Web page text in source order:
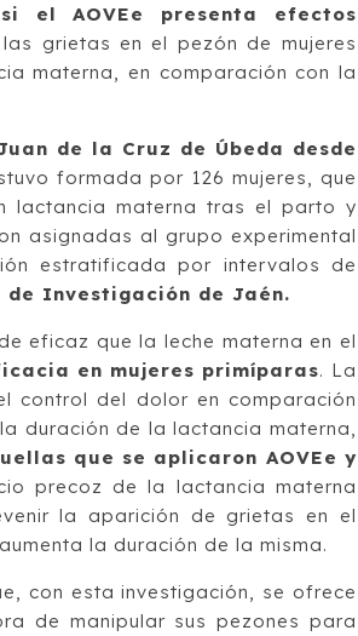
el AOVEe presenta efectos
grietas en el pezón de mujeres
materna, en comparación con la
de la Cruz de Úbeda desde
formada por 126 mujeres, que
lactancia materna tras el parto y
asignadas al grupo experimental
estratificada por intervalos de
Investigación de Jaén.
eficaz que la leche materna en el
en mujeres primíparas. La
control del dolor en comparación
duración de la lactancia materna,
que se aplicaron AOVEe y
precoz de la lactancia materna
la aparición de grietas en el
la duración de la misma.
con esta investigación, se ofrece
de manipular sus pezones para